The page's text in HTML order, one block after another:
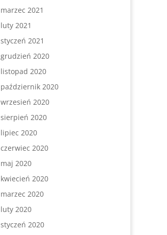
marzec 2021
luty 2021
styczeń 2021
grudzień 2020
listopad 2020
październik 2020
wrzesień 2020
sierpień 2020
lipiec 2020
czerwiec 2020
maj 2020
kwiecień 2020
marzec 2020
luty 2020
styczeń 2020